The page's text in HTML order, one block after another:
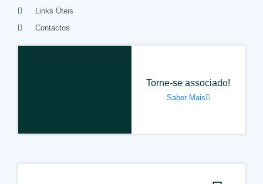
Links Úteis
Contactos
Torne-se associado!
Saber Mais